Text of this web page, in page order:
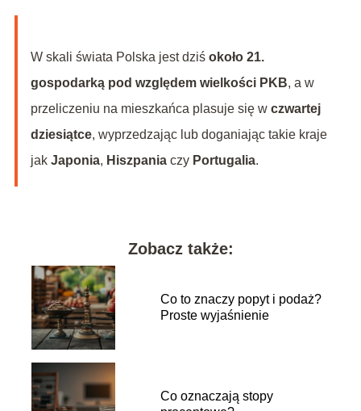
W skali świata Polska jest dziś około 21.
gospodarką pod względem wielkości PKB, a w
przeliczeniu na mieszkańca plasuje się w czwartej
dziesiątce, wyprzedzając lub doganiając takie kraje
jak Japonia, Hiszpaniaczy Portugalia.
Zobacz także:
Co to znaczy popyt i podaż?
Proste wyjaśnienie
Co oznaczają stopy